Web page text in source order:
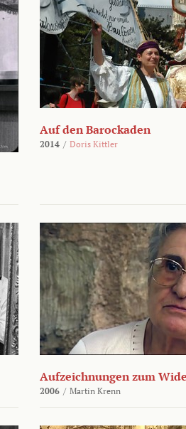
Auf den Barockaden
2014 / Doris Kittler
Aufzeichnungen zum
2006 / Martin Krenn